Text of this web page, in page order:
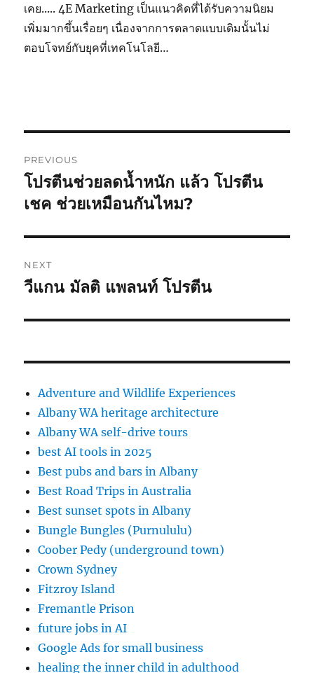
เคย..... 4E Marketing เป็นแนวคิดที่ได้รับความนิยม
เพิ่มมากขึ้นเรื่อยๆ เนื่องจากการตลาดแบบเดิมนั้นไม่
ตอบโจทย์กับยุคที่เทคโนโลยี…
navigation
PREVIOUS
Previous
post:
โปรตีนช่วยลดน้ำหนัก แล้ว โปรตีน
เชค ช่วยเหมือนกันไหม?
NEXT
Next
วีแกน มัลติ แพลนท์ โปรตีน
Adventure and Wildlife Experiences
Albany WA heritage architecture
Albany WA self-drive tours
best AI tools in 2025
Best pubs and bars in Albany
Best Road Trips in Australia
Best sunset spots in Albany
Bungle Bungles (Purnululu)
Coober Pedy (underground town)
Crown Sydney
Fitzroy Island
Fremantle Prison
future jobs in AI
Google Ads for small business
healing the inner child in adulthood